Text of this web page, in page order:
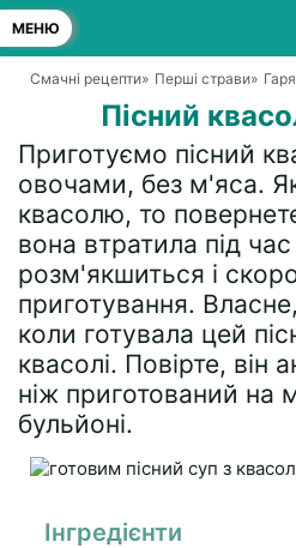
МЕНЮ
Смачні рецепти» Перші страви»
Пісний
Приготуємо пісний
овочами, без м'яса.
квасолю, то
вона втратила під
розм'якшиться і
приготування.
коли готувала цей
квасолі. Повірте, він
ніж приготований на
бульйоні.
Інгредієнти